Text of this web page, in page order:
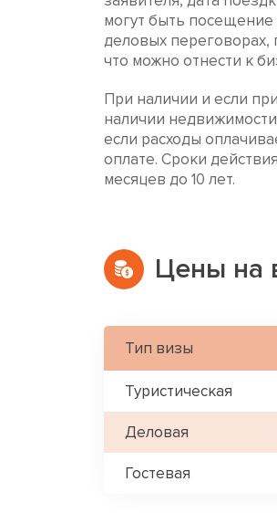
могут быть посещение
деловых переговорах,
что можно отнести к
При наличии и если
наличии
если расходы
оплате. Сроки
месяцев до 10 лет.
Цены на
Тип визы
Туристическая
Деловая
Гостевая